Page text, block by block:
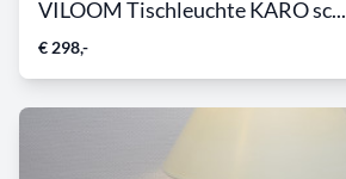
VILOOM Tischleuchte KARO sc...
€ 298,-